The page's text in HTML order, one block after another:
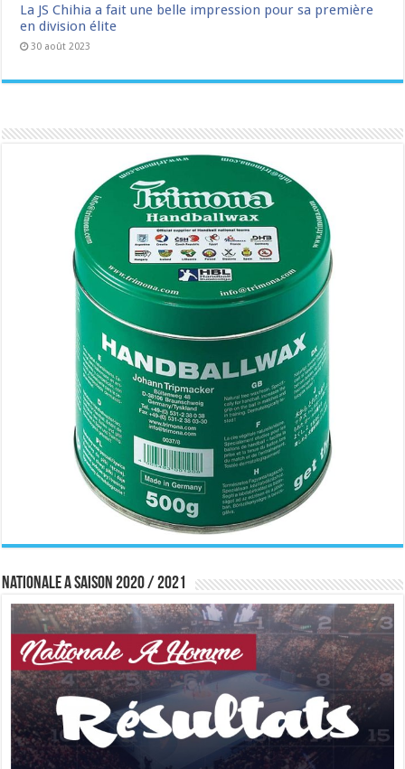
La JS Chihia a fait une belle impression pour sa première
en division élite
30 août 2023
Nationale A saison 2020 / 2021